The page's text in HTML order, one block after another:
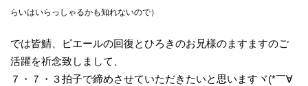
らいはいらっしゃるかも知れないので）
では皆鯖、ピエールの回復とひろきのお兄様のますますのご
活躍を祈念致しまして、
７・７・３拍子で締めさせていただきたいと思いますヾ(*￣∀